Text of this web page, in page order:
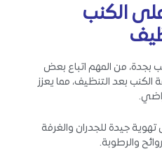
الكنب
من المهم اتباع بعض
بعد التنظيف، مما يعزز
جيدة للجدران والغرفة
والرطوبة.